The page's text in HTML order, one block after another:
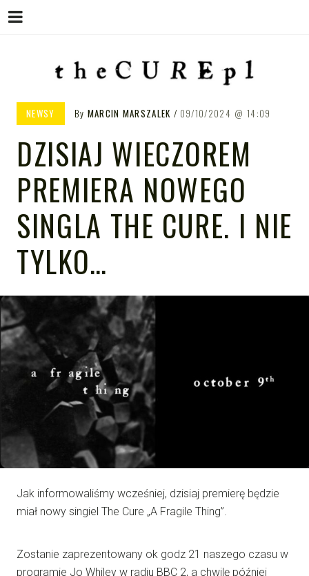
THE CURE PL – POLSKA
STRONA FANÓW ZESPOŁU THE
CURE
NEWSY By MARCIN MARSZALEK 09/10/2024 14:09
DZISIAJ WIECZOREM
PREMIERA NOWEGO
SINGLA THE CURE. I NIE
TYLKO…
Jak informowaliśmy wcześniej, dzisiaj premierę będzie
miał nowy singiel The Cure „A Fragile Thing”.
Zostanie zaprezentowany ok godz 21 naszego czasu w
programie Jo Whiley w radiu BBC 2, a chwilę później
Menu